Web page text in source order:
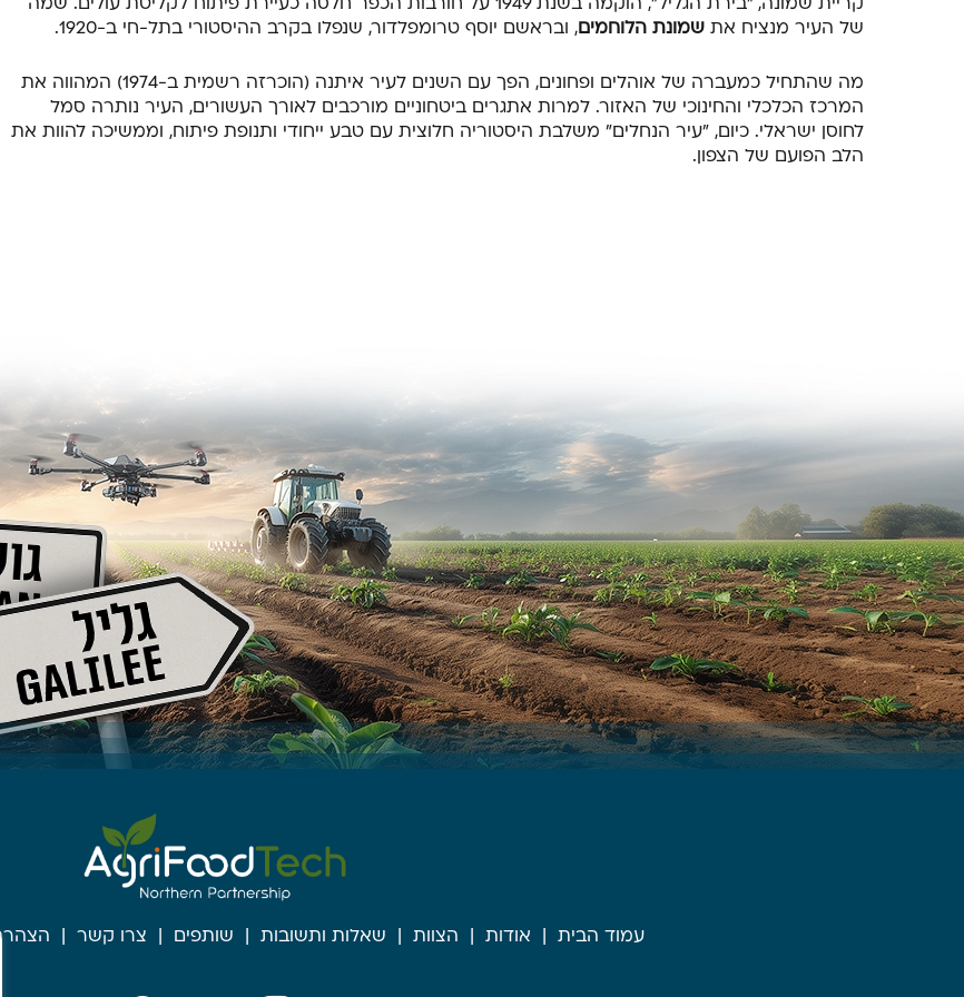
קריית שמונה, "בירת הגליל", הוקמה בשנת 1949 על חורבות הכפר חלסה כעיירת פיתוח לקליטת עולים. שמה
של העיר מנציח אתשמונת הלוחמים, ובראשם יוסף טרומפלדור, שנפלו בקרב ההיסטורי בתל-חי ב-1920.
מה שהתחיל כמעברה של אוהלים ופחונים, הפך עם השנים לעיר איתנה (הוכרזה רשמית ב-1974) המהווה את
המרכז הכלכלי והחינוכי של האזור. למרות אתגרים ביטחוניים מורכבים לאורך העשורים, העיר נותרה סמל
לחוסן ישראלי. כיום, "עיר הנחלים" משלבת היסטוריה חלוצית עם טבע ייחודי ותנופת פיתוח, וממשיכה להוות את
הלב הפועם של הצפון.
עמוד הבית אודות הצוות שאלות ותשובות שותפים צרו קשר